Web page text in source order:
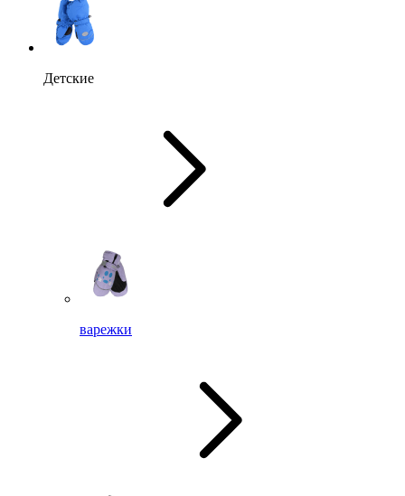
Детские
варежки